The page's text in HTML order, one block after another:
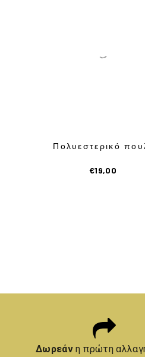
Πολυεστερικό
€19,00
Δωρεάνη πρώτη